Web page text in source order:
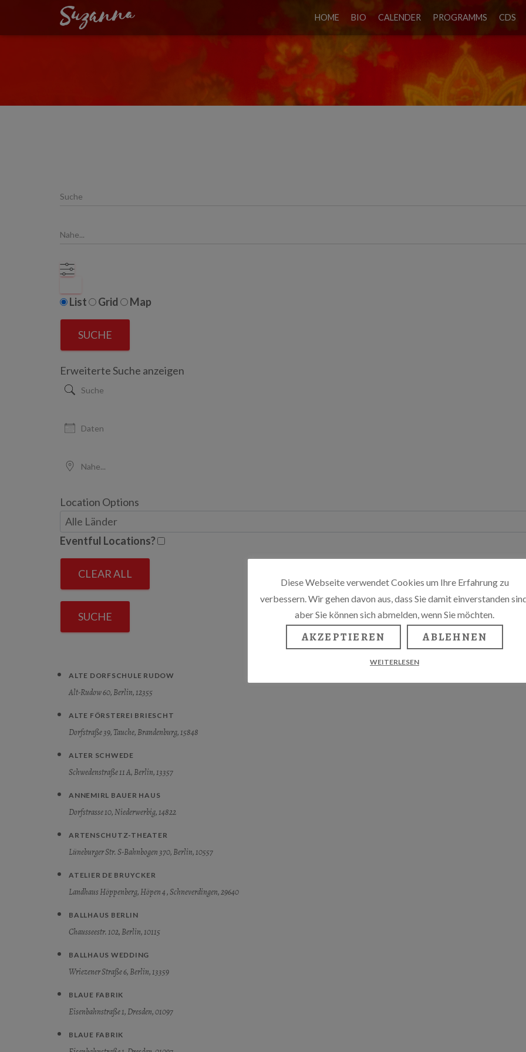
HOME BIO CALENDER PROGRAMMS CDS
Suche
Nahe...
Search
Results
View
List Grid Map
SUCHE
Erweiterte Suche anzeigen
Suche
Daten
Nahe...
Location Options
Land
Eventful Locations?
CLEAR ALL
SUCHE
ALTE DORFSCHULE RUDOW
Alt-Rudow 60, Berlin, 12355
ALTE FÖRSTEREI BRIESCHT
Dorfstraße 39, Tauche, Brandenburg, 15848
ALTER SCHWEDE
Schwedenstraße 11 A, Berlin, 13357
ANNEMIRL BAUER HAUS
Dorfstrasse 10, Niederwerbig, 14822
ARTENSCHUTZ-THEATER
Lüneburger Str. S-Bahnbogen 370, Berlin, 10557
ATELIER DE BRUYCKER
Landhaus Höppenberg, Höpen 4 , Schneverdingen, 29640
BALLHAUS BERLIN
Chausseestr. 102, Berlin, 10115
BALLHAUS WEDDING
Wriezener Straße 6, Berlin, 13359
BLAUE FABRIK
Eisenbahnstraße 1, Dresden, 01097
BLAUE FABRIK
Diese Webseite verwendet Cookies um Ihre Erfahrung zu
verbessern. Wir gehen davon aus, dass Sie damit einverstanden
aber Sie können sich abmelden, wenn Sie möchten.
AKZEPTIEREN ABLEHNEN
WEITERLESEN